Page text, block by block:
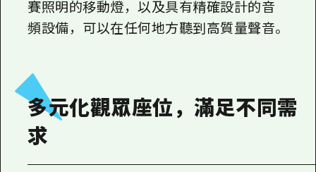
賽照明的移動燈，以及具有精確設計的音
頻設備，可以在任何地方聽到高質量聲音。
多元化觀眾座位，滿足不同需
求